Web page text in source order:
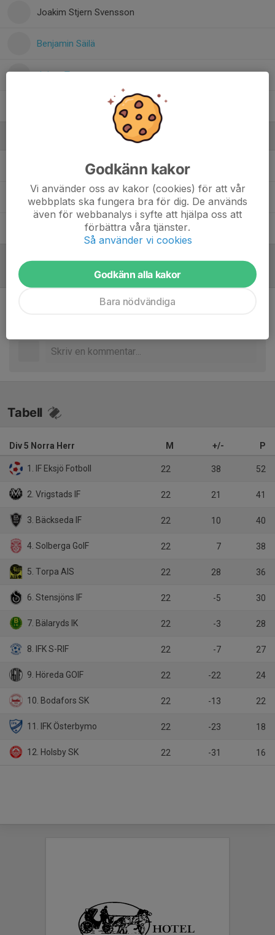
Joakim Stjern Svensson
Benjamin Säilä
Johan Tenggren
Oscar GefvertMaterialförvaltare
Bojan KakasHuvudtränare
Thomas LindhAssisterande tränare
Referat
Tabell
Div 5 Norra Herr M +/- P
1. IF Eksjö Fotboll 22 38 52
2. Vrigstads IF 22 21 41
3. Bäckseda IF 22 10 40
4. Solberga GoIF 22 7 38
5. Torpa AIS 22 28 36
6. Stensjöns IF 22 -5 30
7. Bälaryds IK 22 -3 28
8. IFK S-RIF 22 -7 27
9. Höreda GOIF 22 -22 24
10. Bodafors SK 22 -13 22
11. IFK Österbymo 22 -23 18
12. Holsby SK 22 -31 16
Godkänn kakor
Vi använder oss av kakor (cookies) för att vår
webbplats ska fungera bra för dig. De används
även för webbanalys i syfte att hjälpa oss att
förbättra våra tjänster.
Så använder vi cookies
Godkänn alla kakor
Bara nödvändiga